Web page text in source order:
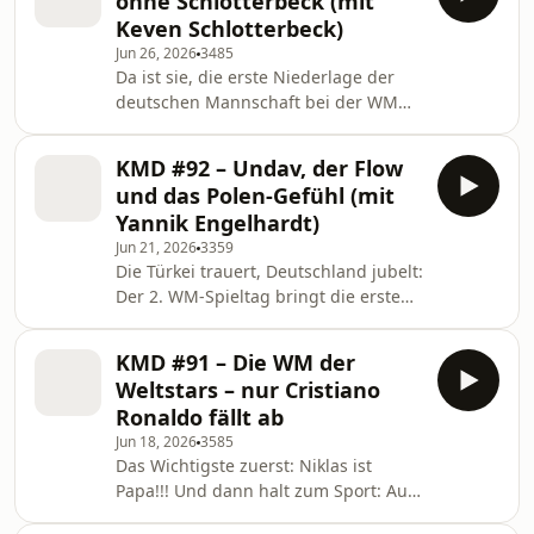
Matthias, Mario und Thomas Hiete
über die Gründe und Folgen, über die
offene Zukunft von Bundestrainer
Julian Nagelsmann und alles drum
herum. Außerdem dabei: Der völlig
verrückte Abend in Kansas City
zwischen Österreich und Alger
Keven Schlotterbeck)
Jun 26, 20263485
Da ist sie, die erste Niederlage der
deutschen Mannschaft bei der WM
können, und dennoch wirft das 1:2
gegen Ecuador Fragen auf. Matthias
und Mario diskutieren zusammen mit
Augsburg-Profi Keven Schlotterbeck,
was zum Start der K.-o.-Runde am
Montag besser werden muss, bevor
es zu spät ist. Keven berichtet
außerdem von Nicos Verletzung,
KMD #92 – Undav, der Flow
und das Polen-Gefühl (mit
Yannik Engelhardt)
Jun 21, 20263359
Die Türkei trauert, Deutschland jubelt:
Der 2. WM-Spieltag bringt die ersten
sprechen Matthias und Mario mit
Special Guest Yannik Engelhardt. Der
Noch-Gladbacher (stay tuned!) erklärt
zum Beispiel, was Felix Nmecha so
gut macht und warum er
Matchwinner Deniz Undav als Joker
behalten würde. Außerdem im
KMD #91 – Die WM der
Weltstars – nur Cristiano
Ronaldo fällt ab
Jun 18, 20263585
Das Wichtigste zuerst: Niklas ist
Papa!!! Und dann halt zum Sport: Auf